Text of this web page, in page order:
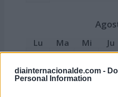
diainternacionalde.com -
Personal Information
Lu Ma Mi Ju
1
2 3
7
8 9 10